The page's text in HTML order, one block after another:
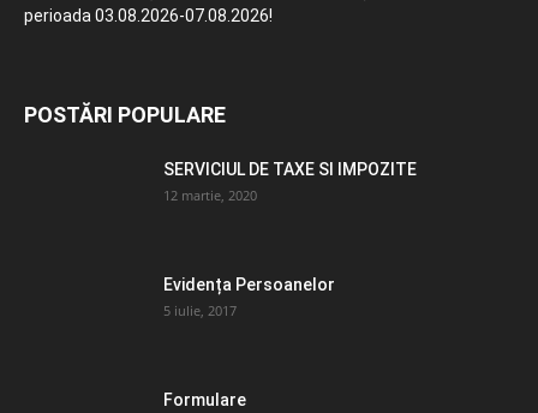
perioada 03.08.2026-07.08.2026!
POSTĂRI POPULARE
SERVICIUL DE TAXE SI IMPOZITE
12 martie, 2020
Evidența Persoanelor
5 iulie, 2017
Formulare